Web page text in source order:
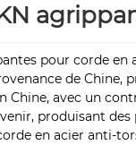
pour corde en
de Chine,
Chine, avec un
produisant
en acier anti-